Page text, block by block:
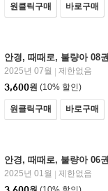
원클릭구매 바로구매
안경, 때때로, 불량아 08
2025년 07월 | 제한없음
3,600원 (10% 할인)
원클릭구매 바로구매
안경, 때때로, 불량아 06
2025년 01월 | 제한없음